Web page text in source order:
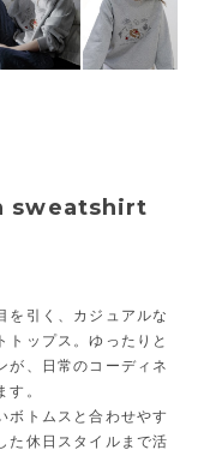
sweatshirt
を引く、カジュアルな
トップス。ゆったりと
が、日常のコーディネ
。
ボトムスと合わせやす
た休日スタイルまで活